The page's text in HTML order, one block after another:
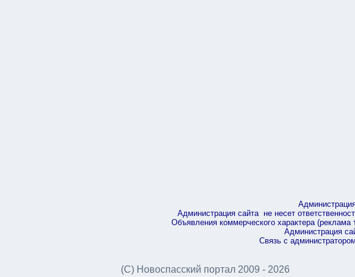
Администрация сайта не несет
Объявления коммерческого характера (реклама
Администрация
Связь с
(С) Новоспасский портал 2009 - 2026